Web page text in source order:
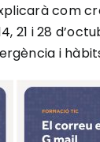
com
21 i 28
i